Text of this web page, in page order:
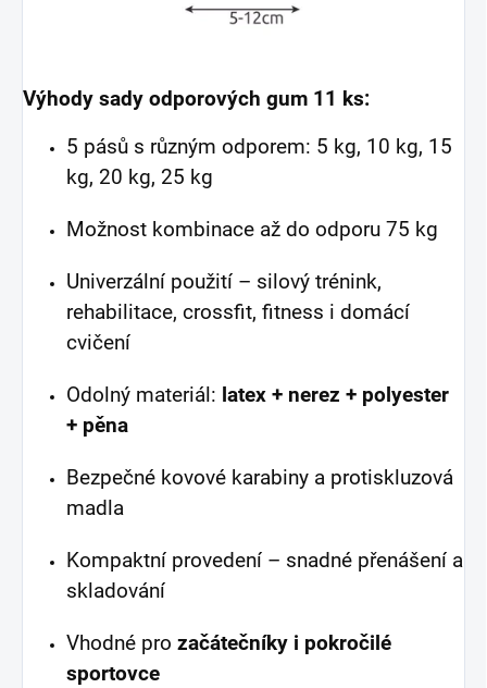
Výhody sady odporových gum 11 ks:
5 pásů s různým odporem: 5 kg, 10 kg, 15
kg, 20 kg, 25 kg
Možnost kombinace až do odporu 75 kg
Univerzální použití – silový trénink,
rehabilitace, crossfit, fitness i domácí
cvičení
Odolný materiál: latex + nerez + polyester
+ pěna
Bezpečné kovové karabiny a protiskluzová
madla
Kompaktní provedení – snadné přenášení a
skladování
Vhodné pro začátečníky i pokročilé
sportovce